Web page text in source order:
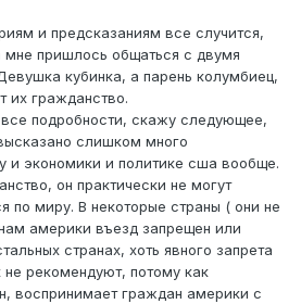
и предсказаниям все случится,
мне пришлось общаться с двумя
кубинка, а парень колумбиец,
их гражданство.
подробности, скажу следующее,
слишком много
и экономики и политике сша вообще.
он практически не могут
по миру. В некоторые страны ( они не
америки въезд запрещен или
странах, хоть явного запрета
не рекомендуют, потому как
воспринимает граждан америки с